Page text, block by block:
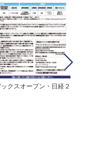
クスオープン・日経２